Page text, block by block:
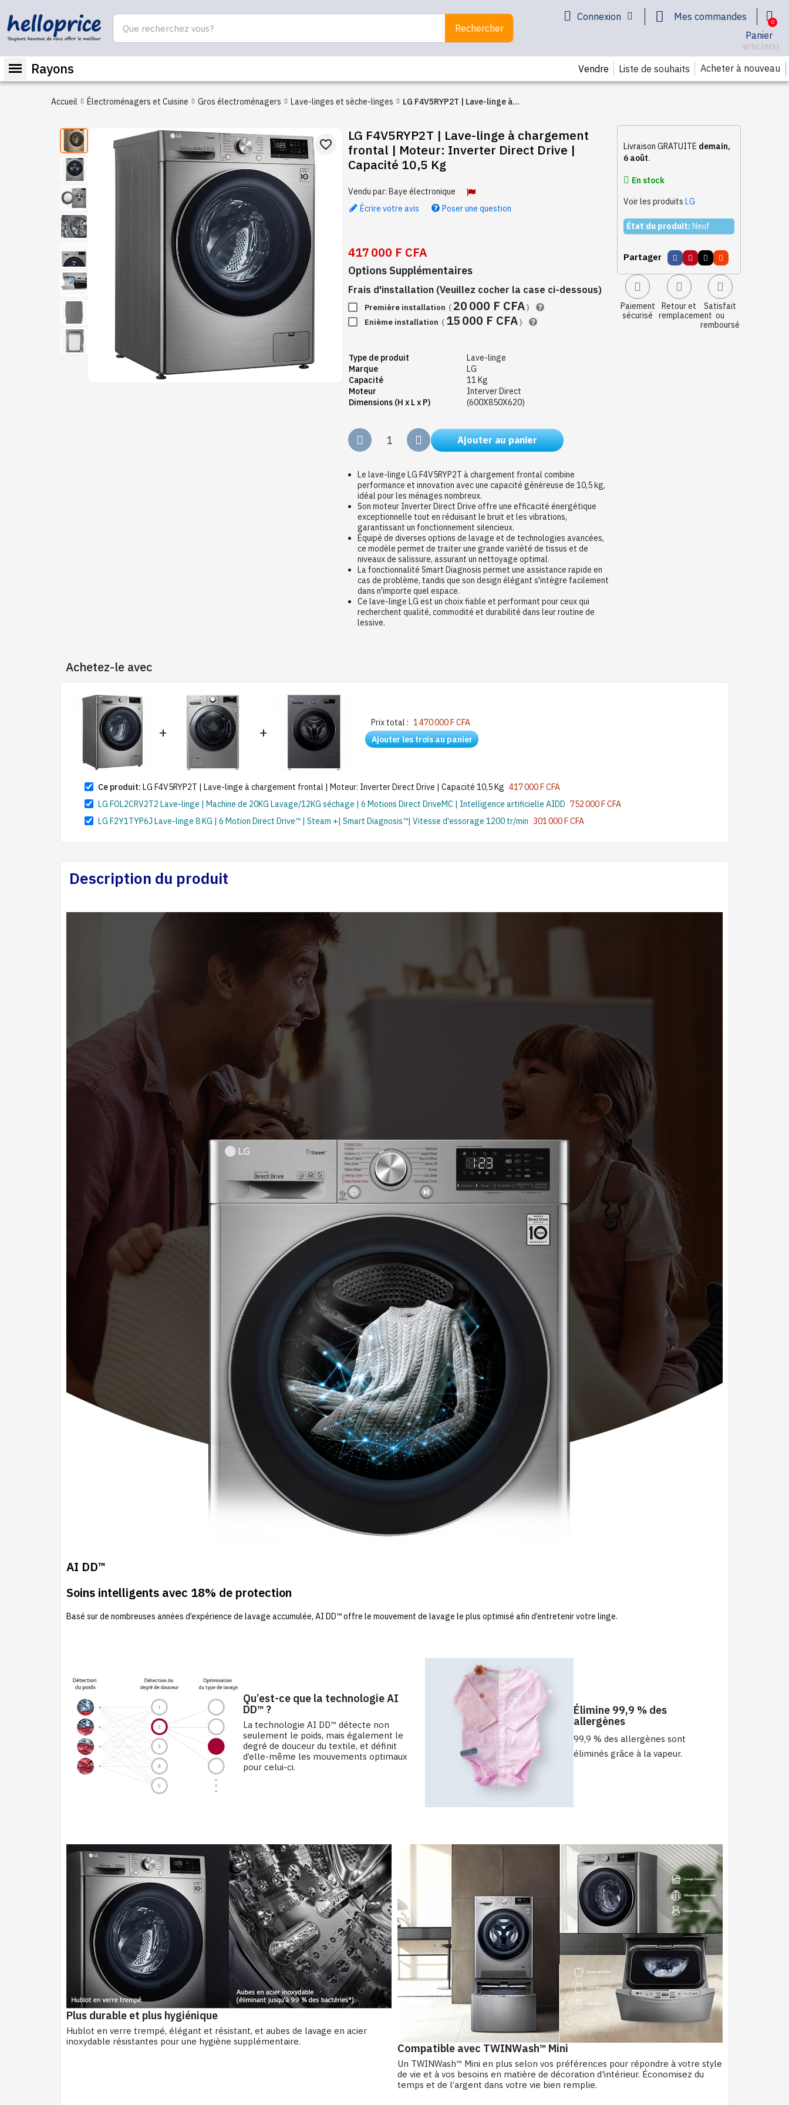
Rechercher
Connexion
Mes commandes
Panier
article(s)
Rayons Vendre Liste de souhaits Acheter à nouveau
Accueil Électroménagers et Cuisine Gros électroménagers Lave-linges et sèche-linges
LG F4V5RYP2T | Lave-linge à
Inverter Direct Drive |
Capacité 10,5 Kg
favorite_border
LG F4V5RYP2T | Lave-linge à chargement
frontal | Moteur: Inverter Direct Drive |
Capacité 10,5 Kg
Vendu par:Baye électronique
Écrire votre avis
Poser une question
417 000 F CFA
Options Supplémentaires
Frais d'installation (Veuillez cocher la case ci-dessous)
Première installation ( 20 000 F CFA)
Enième installation ( 15 000 F CFA)
Type de produit
Lave-linge
Marque
LG
Capacité
11 Kg
Moteur
Interver Direct
Dimensions (H x L x P)
(600X850X620)
Ajouter au panier
Le lave-linge LG F4V5RYP2T à chargement frontal combine
performance et innovation avec une capacité généreuse de 10,5 kg,
idéal pour les ménages nombreux.
Son moteur Inverter Direct Drive offre une efficacité énergétique
exceptionnelle tout en réduisant le bruit et les vibrations,
garantissant un fonctionnement silencieux.
Équipé de diverses options de lavage et de technologies avancées,
ce modèle permet de traiter une grande variété de tissus et de
niveaux de salissure, assurant un nettoyage optimal.
La fonctionnalité Smart Diagnosis permet une assistance rapide en
cas de problème, tandis que son design élégant s'intègre facilement
dans n'importe quel espace.
Ce lave-linge LG est un choix fiable et performant pour ceux qui
recherchent qualité, commodité et durabilité dans leur routine de
lessive.
Livraison GRATUITE demain,
6 août.
En stock
Voir les produits LG
État du produit: Neuf
Partager
Paiement
sécurisé
Retour et
remplacement
Satisfait
ou
remboursé
Achetez-le avec
+ +
Prix total : 1 470 000 F CFA
Ajouter les trois au panier
Ce produit: LG F4V5RYP2T | Lave-linge à chargement frontal | Moteur: Inverter Direct Drive | Capacité 10,5 Kg 417 000 F CFA
LG FOL2CRV2T2 Lave-linge | Machine de 20KG Lavage/12KG séchage | 6 Motions Direct DriveMC | Intelligence artificielle AIDD 752 000 F CFA
LG F2Y1TYP6J Lave-linge 8 KG | 6 Motion Direct Drive™ | Steam +| Smart Diagnosis™| Vitesse d'essorage 1200 tr/min 301 000 F CFA
Description du produit
AI DD™
Soins intelligents avec 18% de protection
Basé sur de nombreuses années d’expérience de lavage accumulée, AI DD™ offre le mouvement de lavage le plus optimisé afin d’entretenir votre linge.
Qu’est-ce que la technologie AI
DD™ ?
La technologie AI DD™ détecte non
seulement le poids, mais également le
degré de douceur du textile, et définit
d’elle-même les mouvements optimaux
pour celui-ci.
Élimine 99,9 % des
allergènes
99,9 % des allergènes sont
éliminés grâce à la vapeur.
Plus durable et plus hygiénique
Hublot en verre trempé, élégant et résistant, et aubes de lavage en acier
inoxydable résistantes pour une hygiène supplémentaire.
Compatible avec TWINWash™ Mini
Un TWINWash™ Mini en plus selon vos préférences pour répondre à votre style
de vie et à vos besoins en matière de décoration d'intérieur. Économisez du
temps et de l’argent dans votre vie bien remplie.